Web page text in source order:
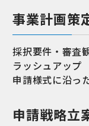
事業計画策
採択要件・審査
ラッシュアップ
申請様式に沿っ
申請戦略立